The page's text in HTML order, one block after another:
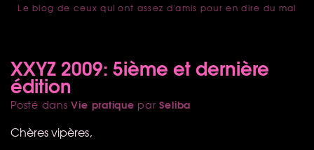
accueil
Le blog de ceux qui ont assez d'amis pour en dire du mal
XXYZ 2009: 5ième et dernière
édition
Posté dansVie pratique parSeliba
Chères vipères,